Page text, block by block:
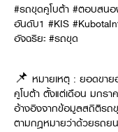
#รถขุดคูโบต้า #ตอบสน
อันดับ1 #KIS
อัจฉริยะ #รถขุด
📌 หมายเหตุ : ยอดขา
คูโบต้า ตั้งแต่เดือน มกร
อ้างอิงจากข้อมูลสถิติรถ
ตามกฎหมายว่าด้วยรถย